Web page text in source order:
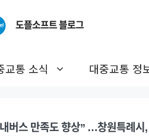
도플소프트 블로그
교통 소식 대중교통 정
버스 만족도 향상” …창원특례시,